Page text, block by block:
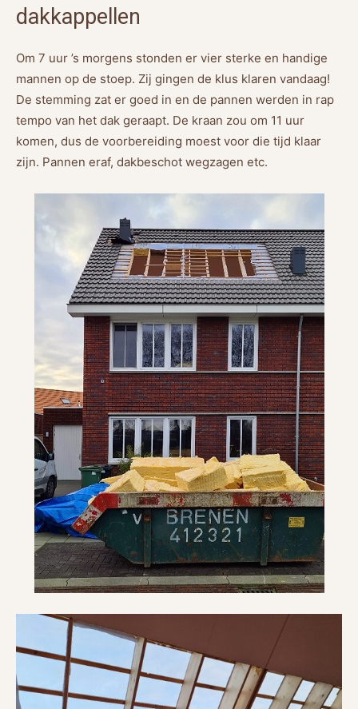
dakkappellen
Om 7 uur ’s morgens stonden er vier sterke en handige
mannen op de stoep. Zij gingen de klus klaren vandaag!
De stemming zat er goed in en de pannen werden in rap
tempo van het dak geraapt. De kraan zou om 11 uur
komen, dus de voorbereiding moest voor die tijd klaar
zijn. Pannen eraf, dakbeschot wegzagen etc.